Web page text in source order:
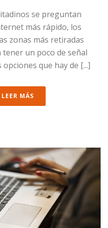
se preguntan
más rápido, los
zonas más retiradas
tener un poco de señal
que hay de [...]
LEER MÁS